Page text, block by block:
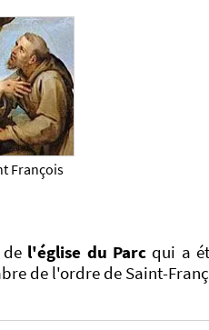
François
l'église du Parc qui a
de l'ordre de Saint-